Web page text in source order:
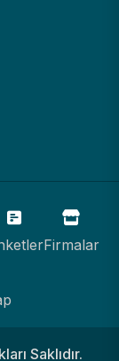
Firmalar
Saklıdır.